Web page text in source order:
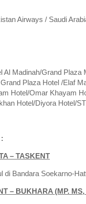
Airways / Saudi
Al Madinah/Grand Plaza
Plaza Hotel /Elaf
Hotel/Omar Khayam
Hotel/Diyora Hotel/
– TASKENT
di Bandara Soekarno-
– BUKHARA (MP.